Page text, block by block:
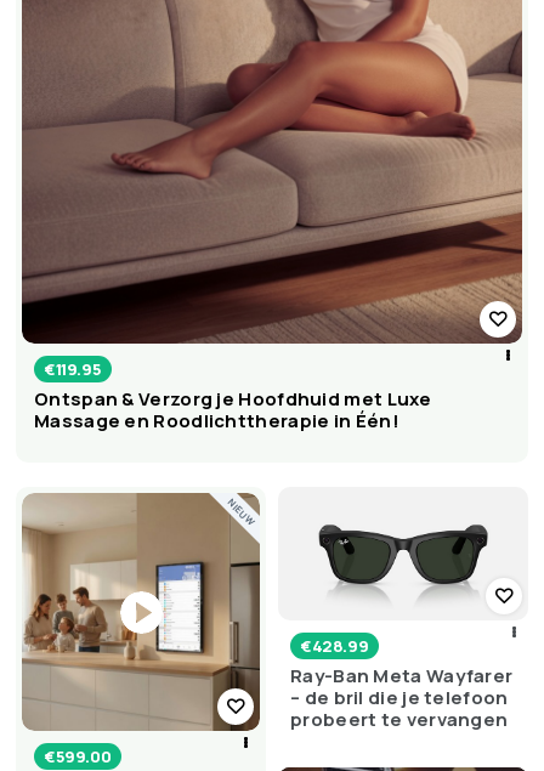
€119.95
Ontspan & Verzorg je Hoofdhuid met Luxe
Massage en Roodlichttherapie in Één!
NIEUW
€599.00
€428.99
Ray-Ban Meta Wayfarer
– de bril die je telefoon
probeert te vervangen